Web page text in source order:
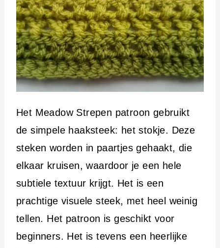
Het Meadow Strepen patroon gebruikt
de simpele haaksteek: het stokje. Deze
steken worden in paartjes gehaakt, die
elkaar kruisen, waardoor je een hele
subtiele textuur krijgt. Het is een
prachtige visuele steek, met heel weinig
tellen. Het patroon is geschikt voor
beginners. Het is tevens een heerlijke